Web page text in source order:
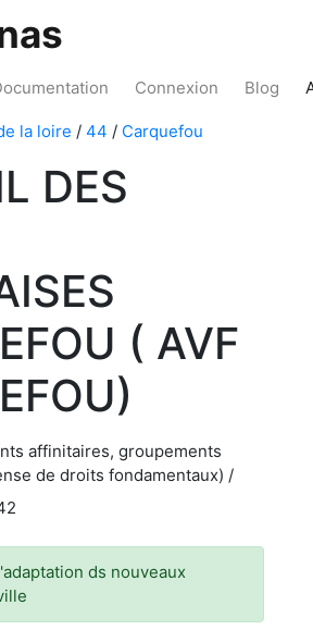
Connexion Blog
la loire / 44 / Carquefou
DES
( AVF
affinitaires, groupements
de droits fondamentaux) /
ds nouveaux